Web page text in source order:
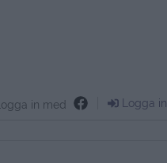
Logga in med Logga in